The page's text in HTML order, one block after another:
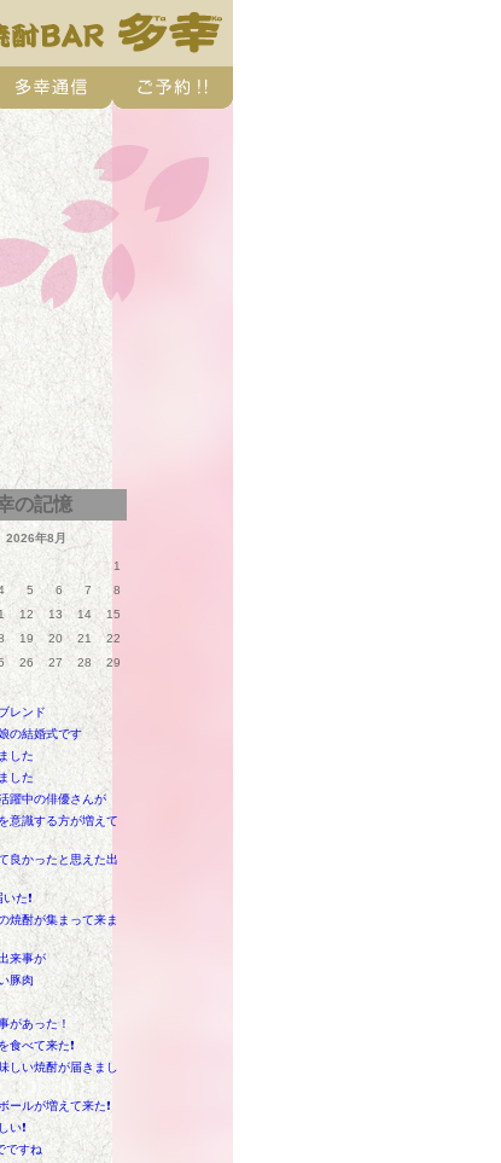
の記憶
2026年8月
1
5 6 7
8
12 13 14
15
19 20 21
22
26 27 28
29
レンド
の結婚式です
した
した
躍中の俳優さんが
意識する方が増えて
良かったと思えた出
た❗
焼酎が集まって来ま
来事が
豚肉
があった！
食べて来た❗
しい焼酎が届きまし
ールが増えて来た❗
い❗
ですね